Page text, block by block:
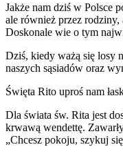
Jakże nam dziś w Polsce
ale również przez
Doskonale wie o tym
Dziś, kiedy ważą się losy
naszych sąsiadów oraz
Święta Rito uproś nam
Dla świata św. Rita jest
krwawą wendettę.
„Chcesz pokoju, szykuj